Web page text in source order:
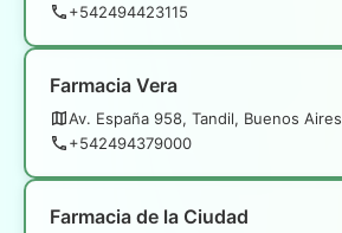
+542494423115
Farmacia Vera
Av. España 958, Tandil, Buenos Aires
+542494379000
Farmacia de la Ciudad